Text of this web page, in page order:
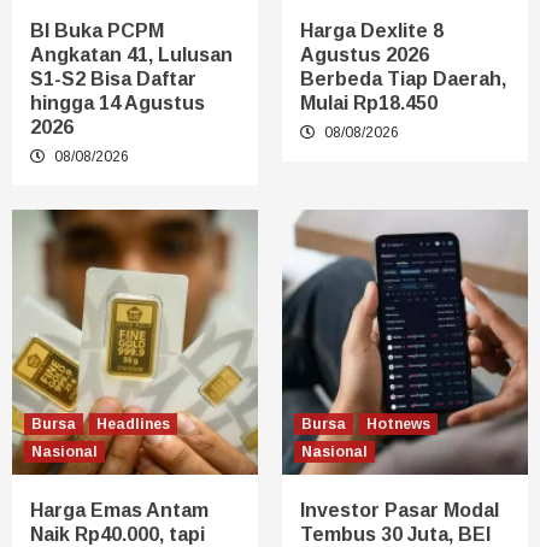
BI Buka PCPM
Angkatan 41, Lulusan
S1-S2 Bisa Daftar
hingga 14 Agustus
2026
08/08/2026
Harga Dexlite 8
Agustus 2026
Berbeda Tiap Daerah,
Mulai Rp18.450
08/08/2026
Bursa
Headlines
Nasional
Harga Emas Antam
Naik Rp40.000, tapi
Bursa
Hotnews
Nasional
Investor Pasar Modal
Tembus 30 Juta, BEI